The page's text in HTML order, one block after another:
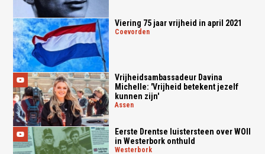
Viering 75 jaar vrijheid in april 2021
coevorden
Vrijheidsambassadeur Davina
Michelle: 'Vrijheid betekent jezelf
kunnen zijn'
assen
Eerste Drentse luistersteen over WOII
in Westerbork onthuld
westerbork